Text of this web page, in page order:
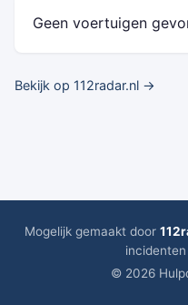
Geen voertuigen
Bekijk op 112radar.nl →
Mogelijk gemaakt door
© 2026